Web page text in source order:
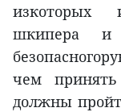
изкоторых
шкипера и
чем
должны